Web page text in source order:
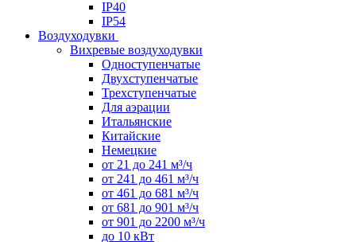
IP40
IP54
Воздуходувки
Вихревые воздуходувки
Одноступенчатые
Двухступенчатые
Трехступенчатые
Для аэрации
Итальянские
Китайские
Немецкие
от 21 до 241 м³/ч
от 241 до 461 м³/ч
от 461 до 681 м³/ч
от 681 до 901 м³/ч
от 901 до 2200 м³/ч
до 10 кВт